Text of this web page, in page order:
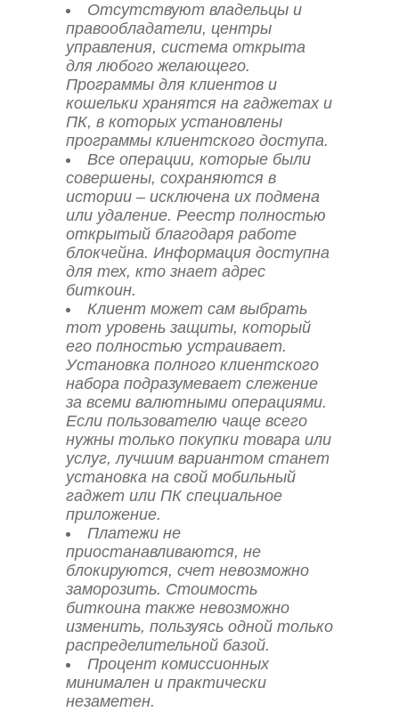
Отсутствуют владельцы и
правообладатели, центры
управления, система открыта
для любого желающего.
Программы для клиентов и
кошельки хранятся на гаджетах и
ПК, в которых установлены
программы клиентского доступа.
Все операции, которые были
совершены, сохраняются в
истории – исключена их подмена
или удаление. Реестр полностью
открытый благодаря работе
блокчейна. Информация доступна
для тех, кто знает адрес
биткоин.
Клиент может сам выбрать
тот уровень защиты, который
его полностью устраивает.
Установка полного клиентского
набора подразумевает слежение
за всеми валютными операциями.
Если пользователю чаще всего
нужны только покупки товара или
услуг, лучшим вариантом станет
установка на свой мобильный
гаджет или ПК специальное
приложение.
Платежи не
приостанавливаются, не
блокируются, счет невозможно
заморозить. Стоимость
биткоина также невозможно
изменить, пользуясь одной только
распределительной базой.
Процент комиссионных
минимален и практически
незаметен.